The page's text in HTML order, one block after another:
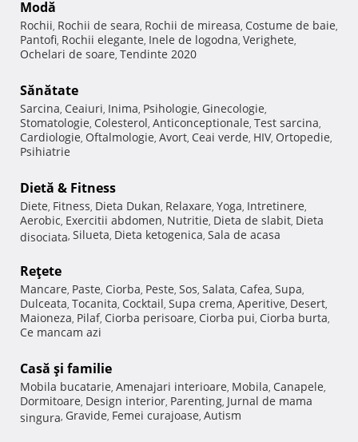
Modă
Rochii, Rochii de seara, Rochii de mireasa, Costume de baie,
Pantofi, Rochii elegante, Inele de logodna, Verighete,
Ochelari de soare, Tendinte 2020
Sănătate
Sarcina, Ceaiuri, Inima, Psihologie, Ginecologie,
Stomatologie, Colesterol, Anticonceptionale, Test sarcina,
Cardiologie, Oftalmologie, Avort, Ceai verde, HIV, Ortopedie,
Psihiatrie
Dietă & Fitness
Diete, Fitness, Dieta Dukan, Relaxare, Yoga, Intretinere,
Aerobic, Exercitii abdomen, Nutritie, Dieta de slabit, Dieta
disociata, Silueta, Dieta ketogenica, Sala de acasa
Reţete
Mancare, Paste, Ciorba, Peste, Sos, Salata, Cafea, Supa,
Dulceata, Tocanita, Cocktail, Supa crema, Aperitive, Desert,
Maioneza, Pilaf, Ciorba perisoare, Ciorba pui, Ciorba burta,
Ce mancam azi
Casă şi familie
Mobila bucatarie, Amenajari interioare, Mobila, Canapele,
Dormitoare, Design interior, Parenting, Jurnal de mama
singura, Gravide, Femei curajoase, Autism